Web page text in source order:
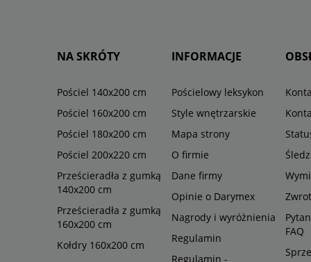
NA SKRÓTY
Pościel 140x200 cm
Pościel 160x200 cm
Pościel 180x200 cm
Pościel 200x220 cm
Prześcieradła z gumką
140x200 cm
Prześcieradła z gumką
160x200 cm
Kołdry 160x200 cm
INFORMACJE
Pościelowy leksykon
Style wnętrzarskie
Mapa strony
O firmie
Dane firmy
Opinie o Darymex
Nagrody i wyróżnienia
Regulamin
Regulamin -
FAQ